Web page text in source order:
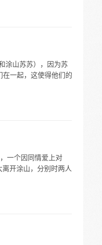
涂山苏苏），因为苏
一起，这使得他们的
一个因同情爱上对
开涂山，分别时两人